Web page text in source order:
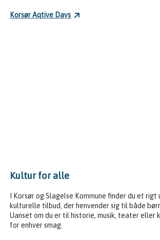
Korsør Aqtive Days
Kultur for alle
I Korsør og Slagelse Kommune finder du et
kulturelle tilbud, der henvender sig til både
Uanset om du er til historie, musik, teater eller
for enhver smag.